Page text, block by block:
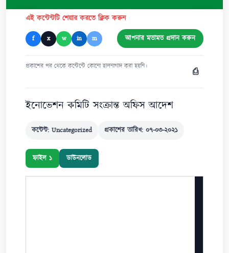
এই কন্টেন্টটি শেয়ার করতে ক্লিক করুন
f x w in m আপনার মতামত প্রদান করুন
প্রকাশের পর থেকে কন্টেন্টে কোনো হালনাগাদ করা হয়নি। ⎙
ইনোভেশন কমিটি সংক্রান্ত অফিস আদেশ
কন্টেন্ট: Uncategorized প্রকাশের তারিখ: ০৭-০৩-২০২১
ফাইল ১ ডাউনলোড